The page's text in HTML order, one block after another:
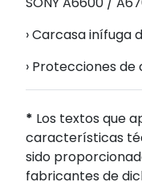
› Carcasa inífuga
› Protecciones
* Los textos que
características
sido
fabricantes de